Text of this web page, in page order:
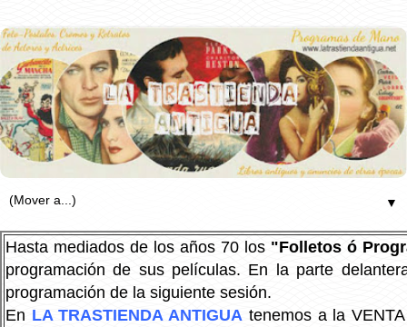
▼
Hasta mediados de los años 70 los "Folletos ó
programación de sus películas. En la parte
programación de la siguiente sesión.
En LA TRASTIENDA ANTIGUA tenemos a la